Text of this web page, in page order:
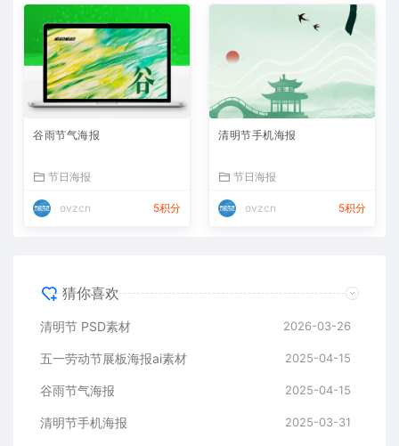
谷雨节气海报
节日海报
ovzcn 5积分
清明节手机海报
节日海报
ovzcn 5积分
猜你喜欢
清明节 PSD素材 2026-03-26
五一劳动节展板海报ai素材 2025-04-15
谷雨节气海报 2025-04-15
清明节手机海报 2025-03-31